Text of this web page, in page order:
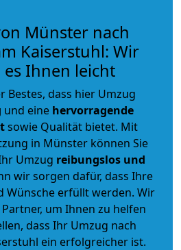
Münster nach
Kaiserstuhl: Wir
es Ihnen leicht
Bestes, dass hier Umzug
und eine hervorragende
sowie Qualität bietet. Mit
in Münster können Sie
Umzug reibungslos und
wir sorgen dafür, dass Ihre
Wünsche erfüllt werden. Wir
um Ihnen zu helfen
dass Ihr Umzug nach
ein erfolgreicher ist.